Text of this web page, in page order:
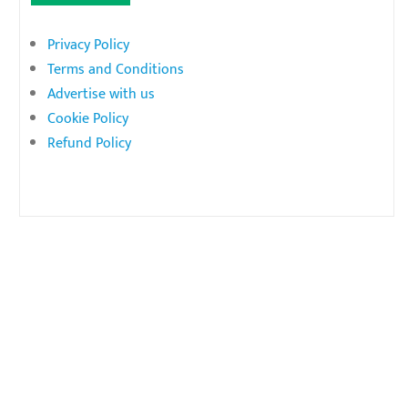
Privacy Policy
Terms and Conditions
Advertise with us
Cookie Policy
Refund Policy